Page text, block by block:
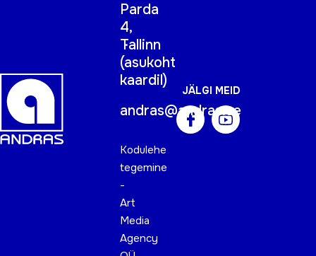
Parda
4,
Tallinn
(asukoht
kaardil)
andras@andras.ee
Kodulehe
tegemine
-
Art
Media
Agency
JÄLGI MEID